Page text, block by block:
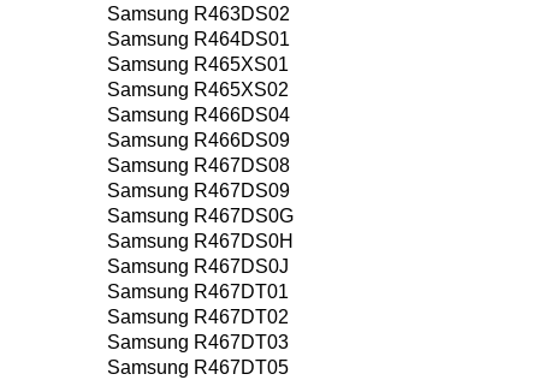
Samsung R463DS02
Samsung R464DS01
Samsung R465XS01
Samsung R465XS02
Samsung R466DS04
Samsung R466DS09
Samsung R467DS08
Samsung R467DS09
Samsung R467DS0G
Samsung R467DS0H
Samsung R467DS0J
Samsung R467DT01
Samsung R467DT02
Samsung R467DT03
Samsung R467DT05